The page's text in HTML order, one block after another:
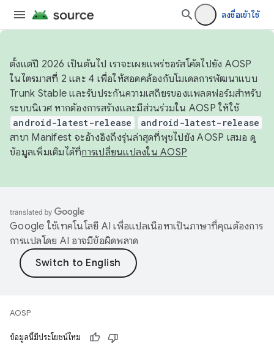
ลงชื่อเข้าใช้
ตั้งแต่ปี 2026 เป็นต้นไป เราจะเผยแพร่ซอร์สโค้ดไปยัง AOSP
ในไตรมาสที่ 2 และ 4 เพื่อให้สอดคล้องกับโมเดลการพัฒนาแบบ
Trunk Stable และรับประกันความเสถียรของแพลตฟอร์มสำหรับ
ระบบนิเวศ หากต้องการสร้างและมีส่วนร่วมใน AOSP ให้ใช้
android-latest-release android-latest-release
สาขา Manifest จะอ้างอิงถึงรุ่นล่าสุดที่พุชไปยัง AOSP เสมอ ดู
ข้อมูลเพิ่มเติมได้ที่การเปลี่ยนแปลงใน AOSP
Google ใช้เทคโนโลยี AI เพื่อแปลเนื้อหาเป็นภาษาที่คุณต้องการ
การแปลโดย AI อาจมีข้อผิดพลาด
AOSP
ข้อมูลนี้มีประโยชน์ไหม